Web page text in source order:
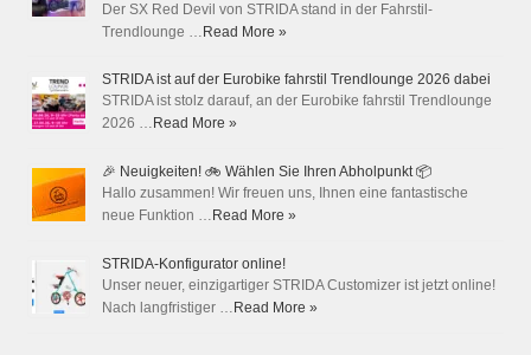
Der SX Red Devil von STRIDA stand in der Fahrstil-
Trendlounge … Read More »
STRIDA ist auf der Eurobike fahrstil Trendlounge 2026 dabei
STRIDA ist stolz darauf, an der Eurobike fahrstil Trendlounge
2026 … Read More »
🎉 Neuigkeiten! 🚲 Wählen Sie Ihren Abholpunkt 📦
Hallo zusammen! Wir freuen uns, Ihnen eine fantastische
neue Funktion … Read More »
STRIDA-Konfigurator online!
Unser neuer, einzigartiger STRIDA Customizer ist jetzt online!
Nach langfristiger … Read More »